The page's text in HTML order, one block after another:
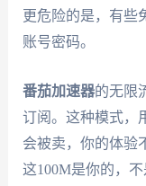
更危险的是，有些
账号密码。
番茄加速器的无限
订阅。这种模式，
会被卖，你的体验
这100M是你的，